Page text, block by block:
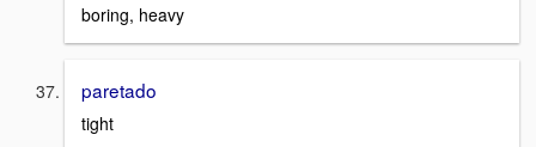
boring, heavy
paretado
tight